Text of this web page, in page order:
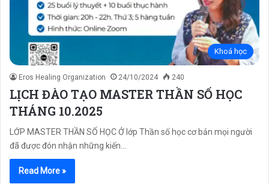
Khoá học
Eros Healing Organization 24/10/2024 240
LỊCH ĐÀO TẠO MASTER THẦN SỐ HỌC
THÁNG 10.2025
LỚP MASTER THẦN SỐ HỌC Ở lớp Thần số học cơ bản mọi người
đã được đón nhận những kiến…
Read More »